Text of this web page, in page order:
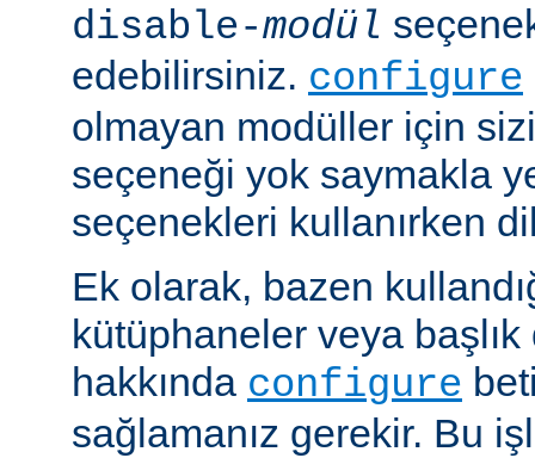
disable-modül
edebilirsiniz. configure
olmayan modüller için
seçeneği yok saymakla
seçenekleri kullanırken
Ek olarak, bazen
kütüphaneler veya başlık
hakkında configure
sağlamanız gerekir. Bu